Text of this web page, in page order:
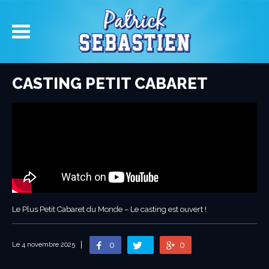
CASTING PETIT CABARET
Le Plus Petit Cabaret du Monde – Le casting est ouvert !
Le 4 novembre 2025 0 0